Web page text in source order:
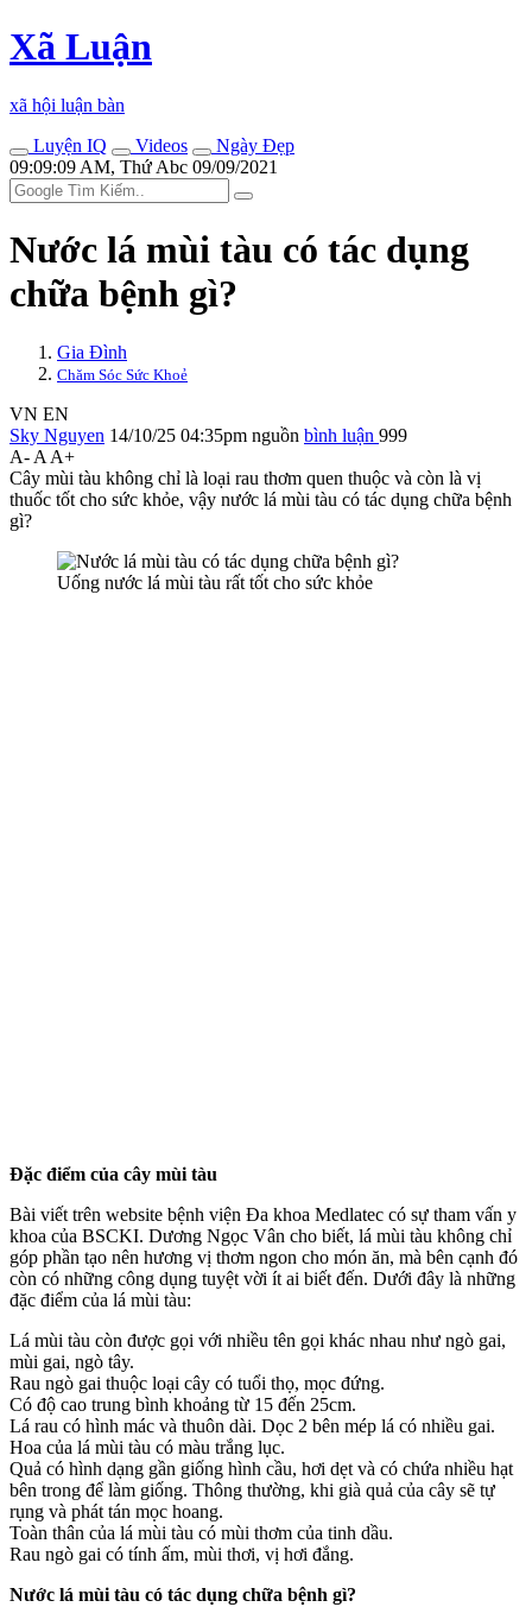
Xã Luận
xã hội luận bàn
Luyện IQ
Videos
Ngày Đẹp
09:09:09 AM, Thứ Abc 09/09/2021
Nước lá mùi tàu có tác dụng
chữa bệnh gì?
Gia Đình
Chăm Sóc Sức Khoẻ
VN EN
Sky Nguyen 14/10/25 04:35pm nguồn bình luận 999
A- A A+
Cây mùi tàu không chỉ là loại rau thơm quen thuộc và còn là vị
thuốc tốt cho sức khỏe, vậy nước lá mùi tàu có tác dụng chữa bệnh
gì?
Uống nước lá mùi tàu rất tốt cho sức khỏe
Đặc điểm của cây mùi tàu
Bài viết trên website bệnh viện Đa khoa Medlatec có sự tham vấn y
khoa của BSCKI. Dương Ngọc Vân cho biết, lá mùi tàu không chỉ
góp phần tạo nên hương vị thơm ngon cho món ăn, mà bên cạnh đó
còn có những công dụng tuyệt vời ít ai biết đến. Dưới đây là những
đặc điểm của lá mùi tàu:
Lá mùi tàu còn được gọi với nhiều tên gọi khác nhau như ngò gai,
mùi gai, ngò tây.
Rau ngò gai thuộc loại cây có tuổi thọ, mọc đứng.
Có độ cao trung bình khoảng từ 15 đến 25cm.
Lá rau có hình mác và thuôn dài. Dọc 2 bên mép lá có nhiều gai.
Hoa của lá mùi tàu có màu trắng lục.
Quả có hình dạng gần giống hình cầu, hơi dẹt và có chứa nhiều hạt
bên trong để làm giống. Thông thường, khi già quả của cây sẽ tự
rụng và phát tán mọc hoang.
Toàn thân của lá mùi tàu có mùi thơm của tinh dầu.
Rau ngò gai có tính ấm, mùi thơi, vị hơi đắng.
Nước lá mùi tàu có tác dụng chữa bệnh gì?